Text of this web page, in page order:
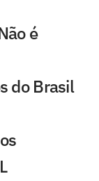
é
do Brasil